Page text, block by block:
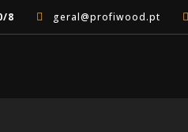
8 geral@profiwood.pt